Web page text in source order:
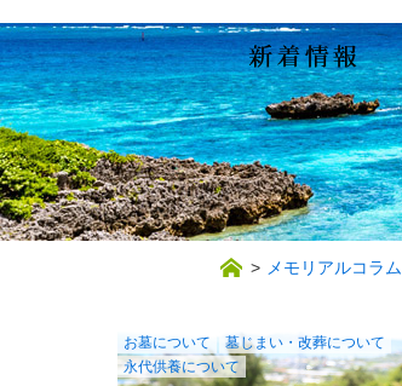
> メモリアルコラム
お墓について
墓じまい・改葬について
永代供養について